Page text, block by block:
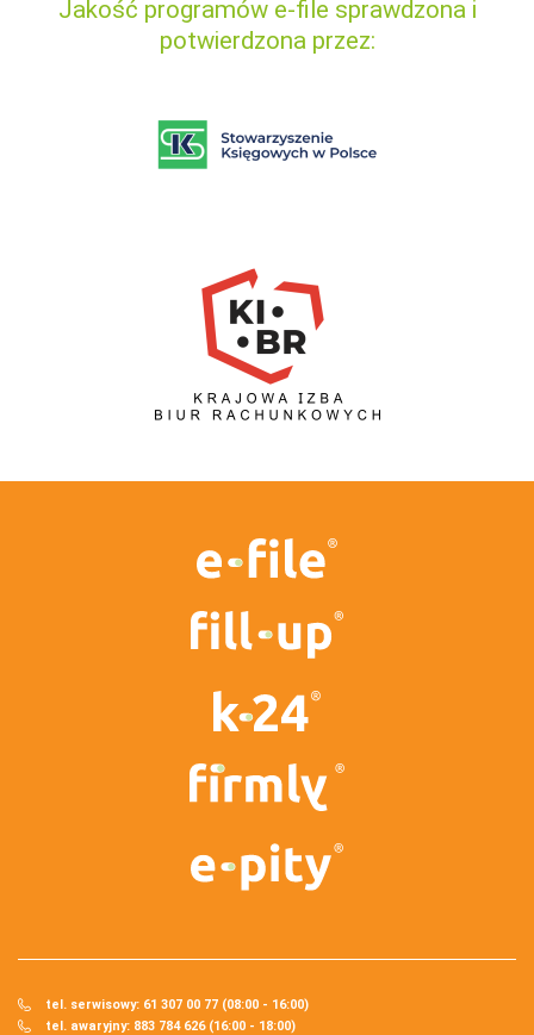
Jakość programów e-file sprawdzona i
potwierdzona przez:
tel. serwisowy: 61 307 00 77 (08:00 - 16:00)
tel. awaryjny: 883 784 626 (16:00 - 18:00)